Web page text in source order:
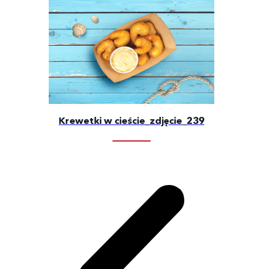
Krewetki w cieście_zdjęcie_239